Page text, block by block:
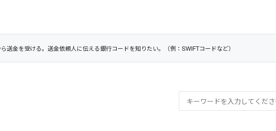
ら送金を受ける。送金依頼人に伝える銀行コードを知りたい。（例：SWIFTコードなど）